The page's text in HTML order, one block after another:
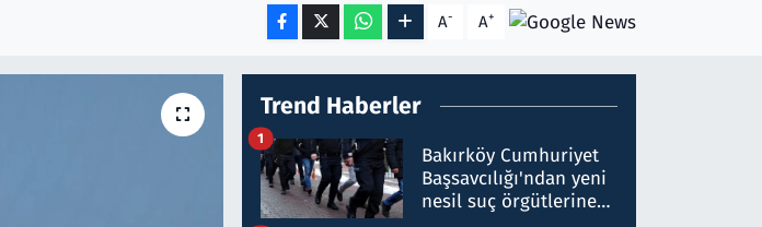
A- A+
Trend Haberler
Bakırköy Cumhuriyet
Başsavcılığı'ndan yeni
nesil suç örgütlerine
1